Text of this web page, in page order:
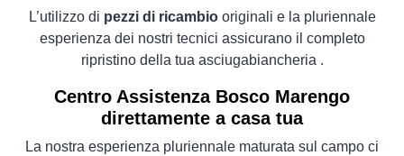
L’utilizzo di pezzi di ricambio originali e la pluriennale
esperienza dei nostri tecnici assicurano il completo
ripristino della tua asciugabiancheria .
Centro Assistenza Bosco Marengo
direttamente a casa tua
La nostra esperienza pluriennale maturata sul campo ci